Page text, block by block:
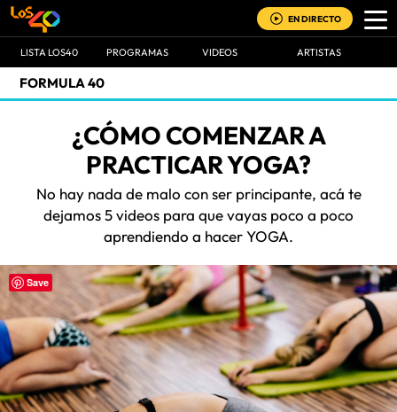
EN DIRECTO
LISTA LOS40 PROGRAMAS VIDEOS ARTISTAS
FORMULA 40
¿CÓMO COMENZAR A
PRACTICAR YOGA?
No hay nada de malo con ser principante, acá te
dejamos 5 videos para que vayas poco a poco
aprendiendo a hacer YOGA.
Save